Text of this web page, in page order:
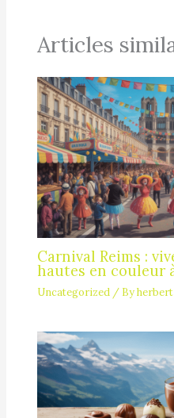
Articles
Carnival Reims :
hautes en couleur
Uncategorized / Byherbert